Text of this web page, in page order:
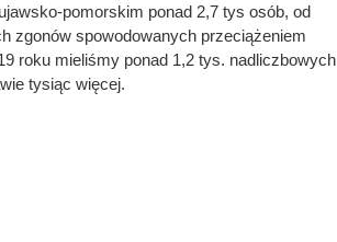
pomorskim ponad 2,7 tys osób, od
zgonów spowodowanych przeciążeniem
roku mieliśmy ponad 1,2 tys. nadliczbowych
tysiąc więcej.